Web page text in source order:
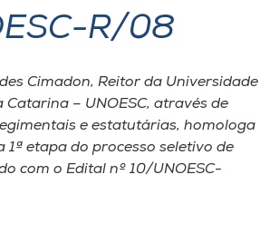
R/08
Cimadon, Reitor da Universidade
Catarina – UNOESC, através de
e estatutárias, homologa
1ª etapa do processo seletivo de
com o Edital nº 10/UNOESC-